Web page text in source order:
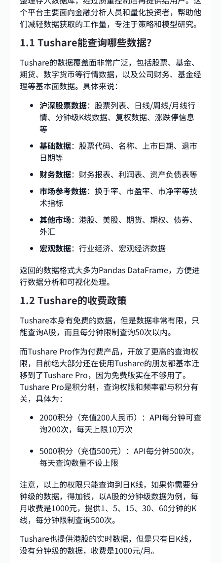
个平台主要面向金融分析人员和量化投资者，帮助他
们减轻数据获取的工作量，专注于策略和模型研究。
1.1 Tushare能查询哪些数据？
Tushare的数据覆盖面非常广泛，包括股票、基金、
期货、数字货币等行情数据，以及公司财务、基金经
理等基本面数据。具体来说：
沪深股票数据：股票列表、日线/周线/月线行
情、分钟级K线数据、复权数据、涨跌停信息
等
基础数据：股票代码、名称、上市日期、退市
日期等
财务数据：财务报表、利润表、资产负债表等
市场参考数据：换手率、市盈率、市净率等技
术指标
其他市场：港股、美股、期货、期权、债券、
外汇
宏观数据：行业经济、宏观经济数据
返回的数据格式大多为Pandas DataFrame，方便进
行数据分析和可视化处理。
1.2 Tushare的收费政策
Tushare本身有免费的数据，但是数据非常有限，只
能查询A股，而且每分钟限制查询50次以内。
而Tushare Pro作为付费产品，开放了更高的查询权
限，目前绝大部分还在使用Tushare的朋友都基本迁
移到了Tushare Pro，因为免费版实在不够用了。
Tushare Pro是积分制，查询权限和频率都与积分有
关，具体为：
2000积分（充值200人民币）：API每分钟可查
询200次，每天上限10万次
5000积分（充值500元）：API每分钟500次，
每天查询数量不设上限
注意，以上的权限只能查询到日K线，如果你需要分
钟级的数据，得加钱，以A股的分钟级数据为例，每
月收费是1000元，提供1、5、15、30、60分钟的K
线，每分钟限制查询500次。
Tushare也提供港股的实时数据，但是只有日K线，
没有分钟级的数据，收费是1000元/月。